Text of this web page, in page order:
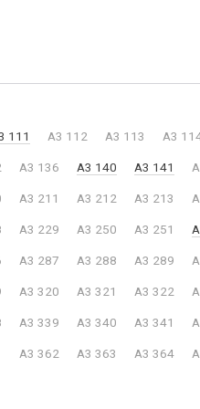
111 A3 112 A3 113 A3
A3 136 A3 140 A3 141
A3 211 A3 212 A3 213
A3 229 A3 250 A3 251
A3 287 A3 288 A3 289
A3 320 A3 321 A3 322
A3 339 A3 340 A3 341
A3 362 A3 363 A3 364